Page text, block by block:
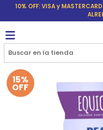
10% OFF: VISA y
15%
OFF